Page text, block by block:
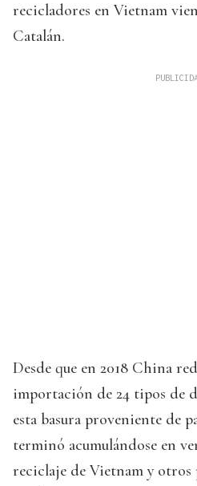
recicladores en Vietnam
Catalán.
Desde que en 2018 China
importación de 24 tipos de
esta basura proveniente de
terminó acumulándose en
reciclaje de Vietnam y otros